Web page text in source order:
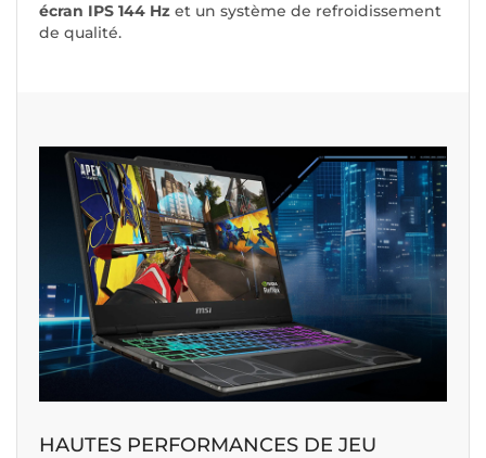
écran IPS 144 Hz et un système de refroidissement
de qualité.
HAUTES PERFORMANCES DE JEU